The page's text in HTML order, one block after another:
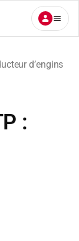
d’engins
: